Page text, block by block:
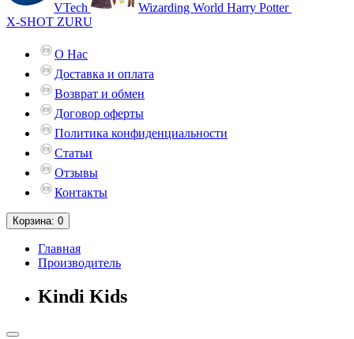
VTech
Wizarding World Harry Potter
X-SHOT ZURU
О Нас
Доставка и оплата
Возврат и обмен
Договор оферты
Политика конфиденциальности
Статьи
Отзывы
Контакты
Корзина: 0
Главная
Производитель
Kindi Kids